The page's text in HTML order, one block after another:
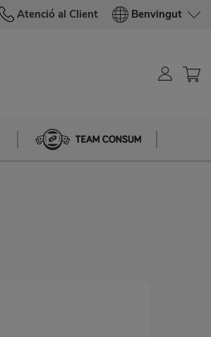
Atenció al Client Benvingut
Team Consum